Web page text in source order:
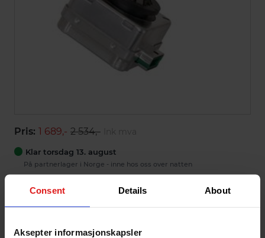
Consent Details About
Aksepter informasjonskapsler
Pris: 1 689,- 2 534,-
Klar torsdag 13. august
På partnerlager i Norge - inne hos oss over natten
mellomsentrale områder.